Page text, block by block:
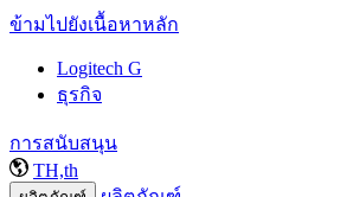
ข้ามไปยังเนื้อหาหลัก
Logitech G
ธุรกิจ
การสนับสนุน
TH,th